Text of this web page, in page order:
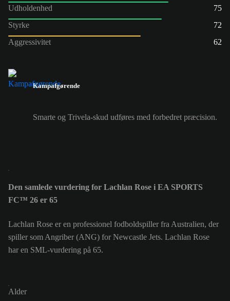
Udholdenhed
75
Styrke
72
Aggressivitet
62
Kampafgørende
Smarte og Trivela-skud udføres med forbedret præcision.
Den samlede vurdering for Lachlan Rose i EA SPORTS
FC™ 26 er 65
Lachlan Rose er en professionel fodboldspiller fra Australien, der
spiller som Angriber (ANG) for Newcastle Jets. Lachlan Rose
har en SML-vurdering på 65.
Alder